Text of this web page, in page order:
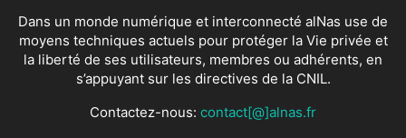
Dans un monde numérique et interconnecté alNas use de
moyens techniques actuels pour protéger la Vie privée et
la liberté de ses utilisateurs, membres ou adhérents, en
s’appuyant sur les directives de la CNIL.
Contactez-nous: contact[@]alnas.fr